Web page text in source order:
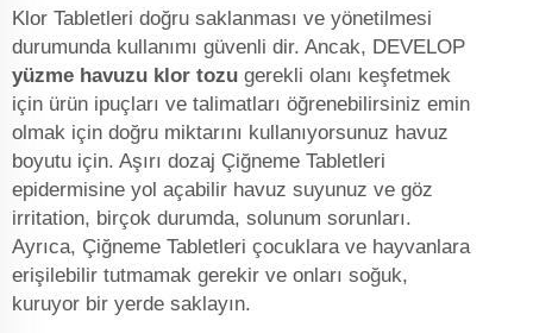
Klor Tabletleri doğru saklanması ve yönetilmesi
durumunda kullanımı güvenli dir. Ancak, DEVELOP
yüzme havuzu klor tozu gerekli olanı keşfetmek
için ürün ipuçları ve talimatları öğrenebilirsiniz emin
olmak için doğru miktarını kullanıyorsunuz havuz
boyutu için. Aşırı dozaj Çiğneme Tabletleri
epidermisine yol açabilir havuz suyunuz ve göz
irritation, birçok durumda, solunum sorunları.
Ayrıca, Çiğneme Tabletleri çocuklara ve hayvanlara
erişilebilir tutmamak gerekir ve onları soğuk,
kuruyor bir yerde saklayın.